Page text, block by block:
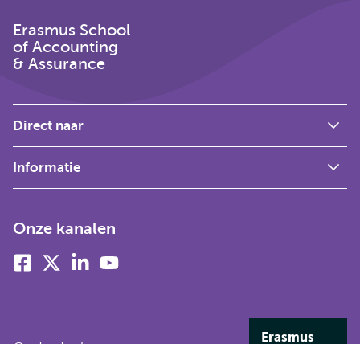
Erasmus School
of Accounting
& Assurance
Direct naar
Informatie
Onze kanalen
Facebook
twitter)
Linkedin
Erasmus